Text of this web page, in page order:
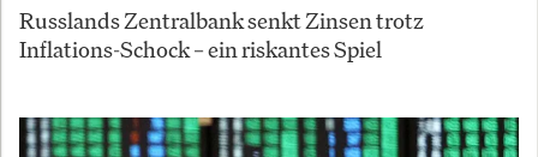
Russlands Zentralbank senkt Zinsen trotz
Inflations-Schock – ein riskantes Spiel